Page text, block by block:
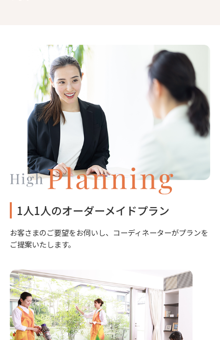
1人1人のオーダーメイドプラン
お客さまのご要望をお伺いし、コーディネーターがプランを
ご提案いたします。